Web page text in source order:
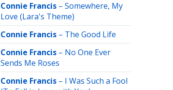
Connie Francis – Somewhere, My
Love (Lara's Theme)
Connie Francis – The Good Life
Connie Francis – No One Ever
Sends Me Roses
Connie Francis – I Was Such a Fool